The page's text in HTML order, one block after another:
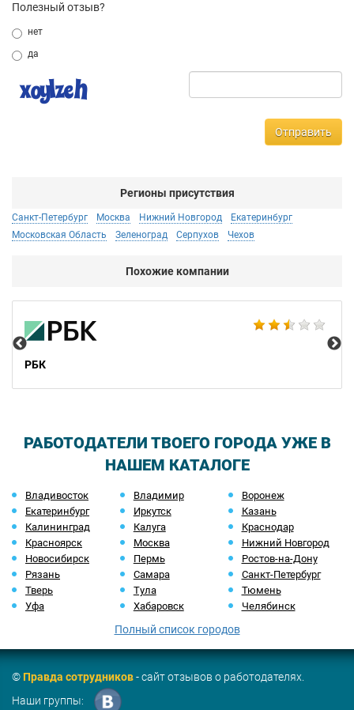
Полезный отзыв?
нет
да
Отправить
Регионы присутствия
Санкт-Петербург Москва Нижний Новгород
Екатеринбург
Московская Область
Зеленоград Серпухов Чехов
Похожие компании
РБК
РАБОТОДАТЕЛИ ТВОЕГО ГОРОДА УЖЕ В
НАШЕМ КАТАЛОГЕ
Владивосток Владимир
Воронеж
Екатеринбург
Иркутск
Казань
Калининград
Калуга
Краснодар
Красноярск
Москва
Нижний Новгород
Новосибирск
Пермь
Ростов-на-Дону
Рязань
Самара
Санкт-Петербург
Тверь
Тула
Тюмень
Уфа
Хабаровск Челябинск
Полный список городов
©Правда сотрудников- сайт отзывов о работодателях.
Наши группы: